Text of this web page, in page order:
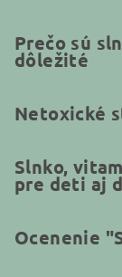
Prečo sú
dôležité
Netoxické
Slnko,
pre deti aj
Ocenenie